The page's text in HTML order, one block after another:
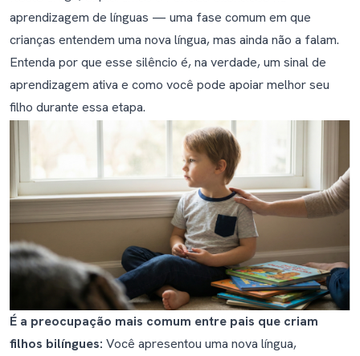
Fazer:
Não fazer:
Quando você deve se preocupar?
Conclusão: Construindo confiança antes de
falar
Existe algum programa que ajude durante o Período
Silencioso?
aprendizagem de línguas — uma fase comum em que
crianças entendem uma nova língua, mas ainda não a falam.
Entenda por que esse silêncio é, na verdade, um sinal de
aprendizagem ativa e como você pode apoiar melhor seu
filho durante essa etapa.
É a preocupação mais comum entre pais que criam
filhos bilíngues: Você apresentou uma nova língua,